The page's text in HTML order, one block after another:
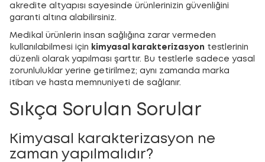
akredite altyapısı sayesinde ürünlerinizin güvenliğini
garanti altına alabilirsiniz.
Medikal ürünlerin insan sağlığına zarar vermeden
kullanılabilmesi için
kimyasal karakterizasyon testlerinin
düzenli olarak yapılması şarttır. Bu testlerle sadece yasal
zorunluluklar yerine getirilmez; aynı zamanda marka
itibarı ve hasta memnuniyeti de sağlanır.
Sıkça Sorulan Sorular
Kimyasal karakterizasyon ne
zaman yapılmalıdır?